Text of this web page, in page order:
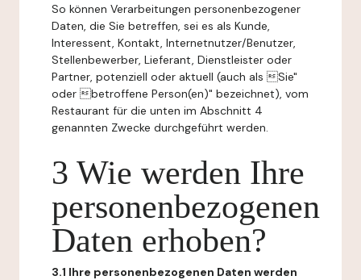
So können Verarbeitungen personenbezogener
Daten, die Sie betreffen, sei es als Kunde,
Interessent, Kontakt, Internetnutzer/Benutzer,
Stellenbewerber, Lieferant, Dienstleister oder
Partner, potenziell oder aktuell (auch als Sie"
oder betroffene Person(en)" bezeichnet), vom
Restaurant für die unten im Abschnitt 4
genannten Zwecke durchgeführt werden.
3 Wie werden Ihre
personenbezogenen
Daten erhoben?
3.1 Ihre personenbezogenen Daten werden